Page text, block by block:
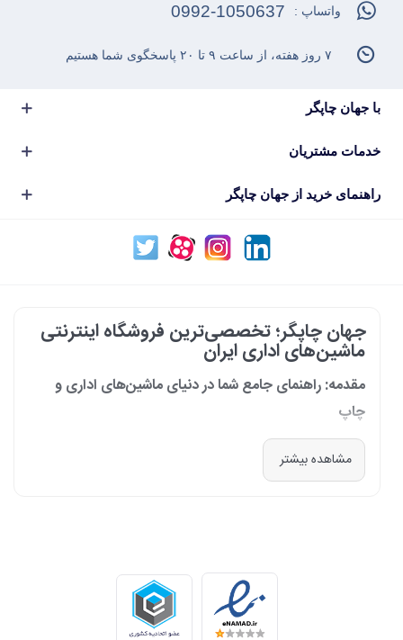
با جهان چاپگر
خدمات مشتریان
راهنمای خرید از جهان چاپگر
واتساپ : 0992-1050637
۷ روز هفته، از ساعت ۹ تا ۲۰ پاسخگوی شما هستیم
جهان چاپگر؛ تخصصی‌ترین فروشگاه اینترنتی
ماشین‌های اداری ایران
مقدمه: راهنمای جامع شما در دنیای ماشین‌های اداری و
چاپ
در دنیای پرشتاب امروز که کسب‌وکارها و سازمان‌ها برای افزایش بهره‌وری خود به
فناوری‌های نوین وابسته‌اند، دسترسی به ابزارهای کارآمد و قابل اعتماد یک
ما، ارائه راهکارهای جامع، از مشاوره پیش از خرید تا پشتیبانی پس از فروش،
برای سازمان‌ها، شرکت‌ها و کاربران خانگی است.
طیف کاملی از محصولات برای هر نیازی
مشاهده بیشتر